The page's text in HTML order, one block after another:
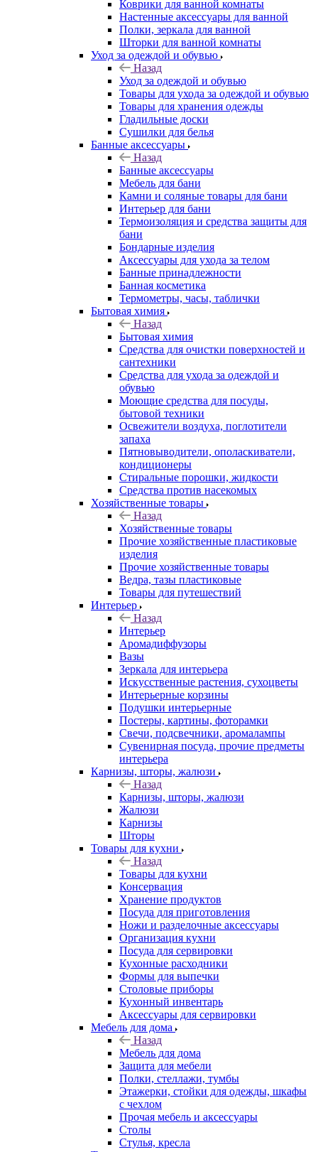
Коврики для ванной комнаты
Настенные аксессуары для ванной
Полки, зеркала для ванной
Шторки для ванной комнаты
Уход за одеждой и обувью
Назад
Уход за одеждой и обувью
Товары для ухода за одеждой и обувью
Товары для хранения одежды
Гладильные доски
Сушилки для белья
Банные аксессуары
Назад
Банные аксессуары
Мебель для бани
Камни и соляные товары для бани
Интерьер для бани
Термоизоляция и средства защиты для
бани
Бондарные изделия
Аксеcсуары для ухода за телом
Банные принадлежности
Банная косметика
Термометры, часы, таблички
Бытовая химия
Назад
Бытовая химия
Средства для очистки поверхностей и
сантехники
Средства для ухода за одеждой и
обувью
Моющие средства для посуды,
бытовой техники
Освежители воздуха, поглотители
запаха
Пятновыводители, ополаскиватели,
кондиционеры
Стиральные порошки, жидкости
Средства против насекомых
Хозяйственные товары
Назад
Хозяйственные товары
Прочие хозяйственные пластиковые
изделия
Прочие хозяйственные товары
Ведра, тазы пластиковые
Товары для путешествий
Интерьер
Назад
Интерьер
Аромадиффузоры
Вазы
Зеркала для интерьера
Искусственные растения, сухоцветы
Интерьерные корзины
Подушки интерьерные
Постеры, картины, фоторамки
Свечи, подсвечники, аромалампы
Сувенирная посуда, прочие предметы
интерьера
Карнизы, шторы, жалюзи
Назад
Карнизы, шторы, жалюзи
Жалюзи
Карнизы
Шторы
Товары для кухни
Назад
Товары для кухни
Консервация
Хранение продуктов
Посуда для приготовления
Ножи и разделочные аксессуары
Организация кухни
Посуда для сервировки
Кухонные расходники
Формы для выпечки
Столовые приборы
Кухонный инвентарь
Аксессуары для сервировки
Мебель для дома
Назад
Мебель для дома
Защита для мебели
Полки, стеллажи, тумбы
Этажерки, стойки для одежды, шкафы
с чехлом
Прочая мебель и аксессуары
Столы
Стулья, кресла